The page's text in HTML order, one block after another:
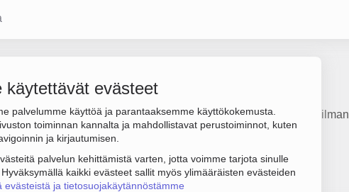
käytettävät evästeet
palvelumme käyttöä ja parantaaksemme käyttökokemusta.
toiminnan kannalta ja mahdollistavat perustoiminnot, kuten
ja kirjautumisen.
palvelun kehittämistä varten, jotta voimme tarjota sinulle
kaikki evästeet sallit myös ylimääräisten evästeiden
evästeistä ja tietosuojakäytännöstämme
1. Sen päätoimiala on Rakennustarvikkeiden tukkukauppa ilman
yhtiömuoto Osakeyhtiö (OY).